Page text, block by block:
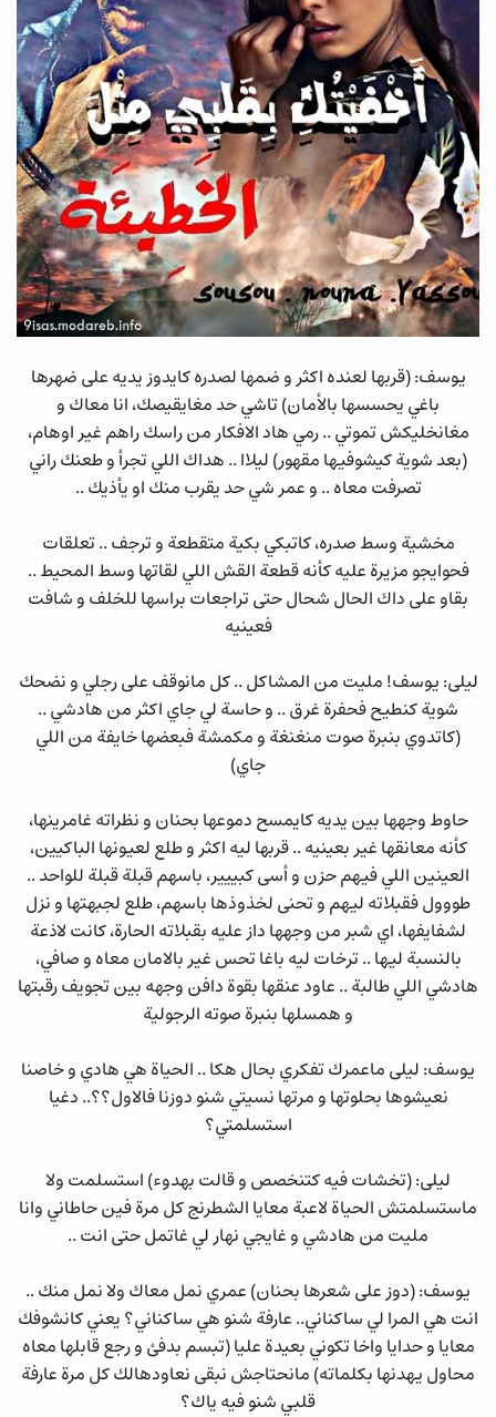
يوسف: (قربها لعنده اكثر و ضمها لصدره كايدوز يديه على ضهرها
باغي يحسسها بالأمان) تاشي حد مغايقيصك، انا معاك و
مغانخليكش تموتي .. رمي هاد الافكار من راسك راهم غير اوهام،
(بعد شوية كيشوفيها مقهور) ليلاا .. هداك اللي تجرأ و طعنك راني
تصرفت معاه .. و عمر شي حد يقرب منك او يأذيك ..
مخشية وسط صدره، كاتبكي بكية متقطعة و ترجف .. تعلقات
فحوايجو مزيرة عليه كأنه قطعة القش اللي لقاتها وسط المحيط ..
بقاو على داك الحال شحال حتى تراجعات براسها للخلف و شافت
فعينيه
ليلى: يوسف! مليت من المشاكل .. كل مانوقف على رجلي و نضحك
شوية كنطيح فحفرة غرق .. و حاسة لي جاي اكثر من هادشي ..
(كاتدوي بنبرة صوت منغنغة و مكمشة فبعضها خايفة من اللي
جاي)
حاوط وجهها بين يديه كايمسح دموعها بحنان و نظراته غامرينها،
كأنه معانقها غير بعينيه .. قربها ليه اكثر و طلع لعيونها الباكيين،
العينين اللي فيهم حزن و أسى كبييير، باسهم قبلة قبلة للواحد ..
طووول فقبلاته ليهم و تحنى لخذوذها باسهم، طلع لجبهتها و نزل
لشفايفها، اي شبر من وجهها داز عليه بقبلاته الحارة، كانت لاذعة
بالنسبة ليها .. ترخات ليه باغا تحس غير بالامان معاه و صافي،
هادشي اللي طالبة .. عاود عنقها بقوة دافن وجهه بين تجويف رقبتها
و همسلها بنبرة صوته الرجولية
يوسف: ليلى ماعمرك تفكري بحال هكا .. الحياة هي هادي و خاصنا
نعيشوها بحلوتها و مرتها نسيتي شنو دوزنا فالاول؟؟.. دغيا
استسلمتي؟
ليلى: (تخشات فيه كتنخصص و قالت بهدوء) استسلمت ولا
ماستسلمتش الحياة لاعبة معايا الشطرنج كل مرة فين حاطاني وانا
مليت من هادشي و غايجي نهار لي غاتمل حتى انت ..
يوسف: (دوز على شعرها بحنان) عمري نمل معاك ولا نمل منك ..
انت هي المرا لي ساكناني.. عارفة شنو هي ساكناني؟ يعني كانشوفك
معايا و حدايا واخا تكوني بعيدة عليا (تبسم بدفئ و رجع قابلها معاه
محاول يهدنها بكلماته) مانحتاجش نبقى نعاودهالك كل مرة عارفة
قلبي شنو فيه ياك؟